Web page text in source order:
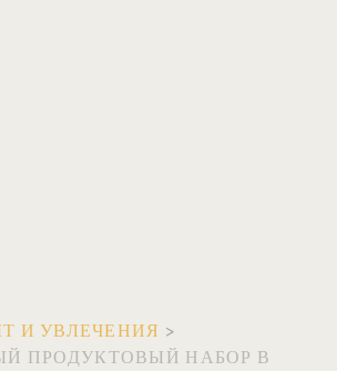
И УВЛЕЧЕНИЯ >
ПРОДУКТОВЫЙ НАБОР В